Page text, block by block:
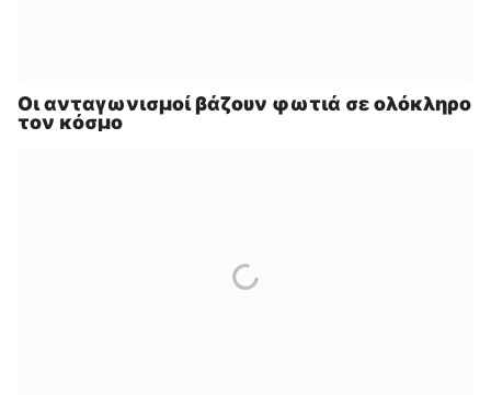
Οι ανταγωνισμοί βάζουν φωτιά σε ολόκληρο
τον κόσμο